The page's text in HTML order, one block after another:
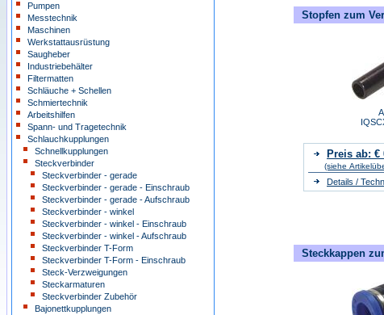
Pumpen
Messtechnik
Maschinen
Werkstattausrüstung
Saugheber
Industriebehälter
Filtermatten
Schläuche + Schellen
Schmiertechnik
Arbeitshilfen
Spann- und Tragetechnik
Schlauchkupplungen
Schnellkupplungen
Steckverbinder
Steckverbinder - gerade
Steckverbinder - gerade - Einschraub
Steckverbinder - gerade - Aufschraub
Steckverbinder - winkel
Steckverbinder - winkel - Einschraub
Steckverbinder - winkel - Aufschraub
Steckverbinder T-Form
Steckverbinder T-Form - Einschraub
Steck-Verzweigungen
Steckarmaturen
Steckverbinder Zubehör
Bajonettkupplungen
Stopfen zum
Preis ab: €
(siehe
Details /
Steckkappen